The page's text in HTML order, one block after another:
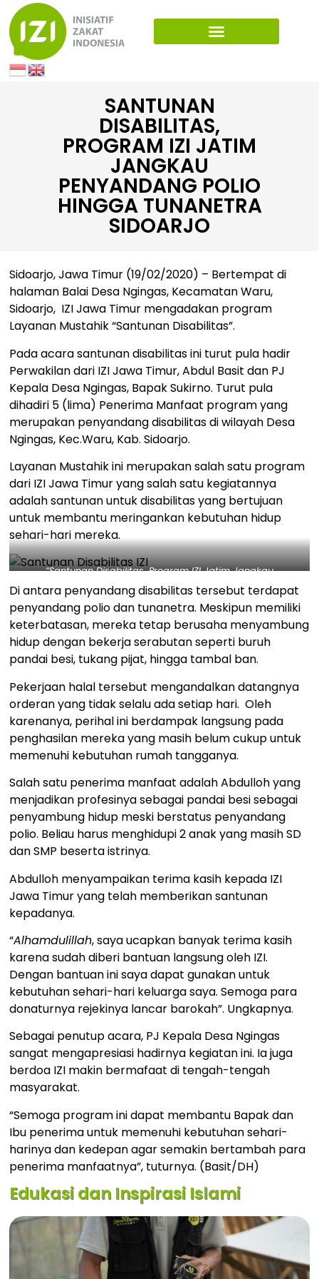
SANTUNAN
DISABILITAS,
PROGRAM IZI JATIM
JANGKAU
PENYANDANG POLIO
HINGGA TUNANETRA
SIDOARJO
Sidoarjo, Jawa Timur (19/02/2020) – Bertempat di
halaman Balai Desa Ngingas, Kecamatan Waru,
Sidoarjo, IZI Jawa Timur mengadakan program
Layanan Mustahik “Santunan Disabilitas”.
Pada acara santunan disabilitas ini turut pula hadir
Perwakilan dari IZI Jawa Timur, Abdul Basit dan PJ
Kepala Desa Ngingas, Bapak Sukirno. Turut pula
dihadiri 5 (lima) Penerima Manfaat program yang
merupakan penyandang disabilitas di wilayah Desa
Ngingas, Kec.Waru, Kab. Sidoarjo.
Layanan Mustahik ini merupakan salah satu program
dari IZI Jawa Timur yang salah satu kegiatannya
adalah santunan untuk disabilitas yang bertujuan
untuk membantu meringankan kebutuhan hidup
sehari-hari mereka.
“Santunan Disabilitas, Program IZI Jatim Jangkau
Penyandang Polio hingga Tunanetra Sidoarjo” – Dok. IZI
Di antara penyandang disabilitas tersebut terdapat
penyandang polio dan tunanetra. Meskipun memiliki
keterbatasan, mereka tetap berusaha menyambung
hidup dengan bekerja serabutan seperti buruh
pandai besi, tukang pijat, hingga tambal ban.
Pekerjaan halal tersebut mengandalkan datangnya
orderan yang tidak selalu ada setiap hari. Oleh
karenanya, perihal ini berdampak langsung pada
penghasilan mereka yang masih belum cukup untuk
memenuhi kebutuhan rumah tangganya.
Salah satu penerima manfaat adalah Abdulloh yang
menjadikan profesinya sebagai pandai besi sebagai
penyambung hidup meski berstatus penyandang
polio. Beliau harus menghidupi 2 anak yang masih SD
dan SMP beserta istrinya.
Abdulloh menyampaikan terima kasih kepada IZI
Jawa Timur yang telah memberikan santunan
kepadanya.
“Alhamdulillah, saya ucapkan banyak terima kasih
karena sudah diberi bantuan langsung oleh IZI.
Dengan bantuan ini saya dapat gunakan untuk
kebutuhan sehari-hari keluarga saya. Semoga para
donaturnya rejekinya lancar barokah”. Ungkapnya.
Sebagai penutup acara, PJ Kepala Desa Ngingas
sangat mengapresiasi hadirnya kegiatan ini. Ia juga
berdoa IZI makin bermafaat di tengah-tengah
masyarakat.
“Semoga program ini dapat membantu Bapak dan
Ibu penerima untuk memenuhi kebutuhan sehari-
harinya dan kedepan agar semakin bertambah para
penerima manfaatnya”, tuturnya. (Basit/DH)
Edukasi dan Inspirasi Islami